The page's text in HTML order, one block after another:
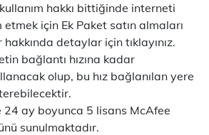
hakkı bittiğinde interneti
için Ek Paket satın almaları
hakkında detaylar için tıklayınız.
bağlantı hızına kadar
olup, bu hız bağlanılan yere
24 ay boyunca 5 lisans McAfee
sunulmaktadır.